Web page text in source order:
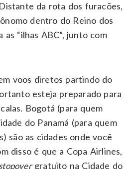
da rota dos furacões,
dentro do Reino dos
as “ilhas ABC”, junto com
voos diretos partindo do
esteja preparado para
Bogotá (para quem
do Panamá (para quem
são as cidades onde você
disso é que a Copa Airlines,
gratuito na Cidade do